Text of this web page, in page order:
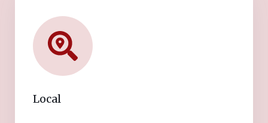
Local